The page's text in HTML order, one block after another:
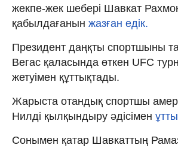
жекпе-жек шебері Шавкат
қабылдағанын жазған едік.
Президент даңқты спортшыны
Вегас қаласында өткен UFC
жетуімен құттықтады.
Жарыста отандық спортшы
Нилді қылқындыру әдісімен
Сонымен қатар Шавкаттың